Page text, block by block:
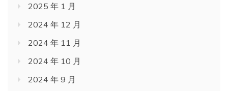
2025 年 1 月
2024 年 12 月
2024 年 11 月
2024 年 10 月
2024 年 9 月